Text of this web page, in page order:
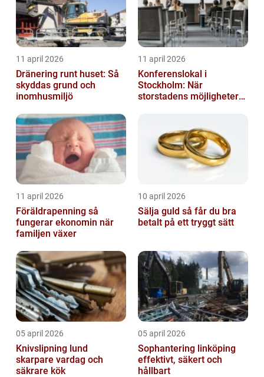
11 april 2026
Dränering runt huset: Så
skyddas grund och
inomhusmiljö
11 april 2026
Konferenslokal i
Stockholm: När
storstadens möjligheter
11 april 2026
Föräldrapenning så
fungerar ekonomin när
familjen växer
10 april 2026
Sälja guld så får du bra
betalt på ett tryggt sätt
05 april 2026
Knivslipning lund
skarpare vardag och
säkrare kök
05 april 2026
Sophantering linköping
effektivt, säkert och
hållbart